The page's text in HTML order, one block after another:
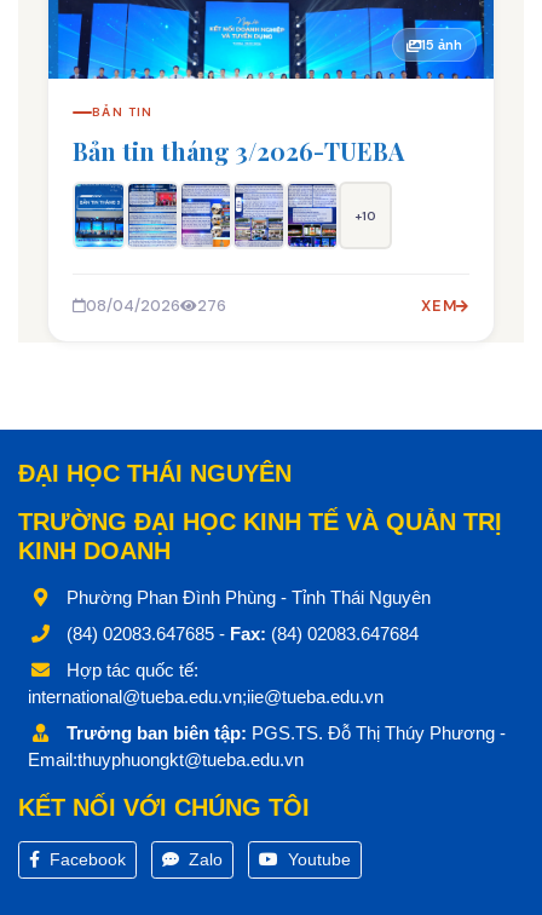
15 ảnh
BẢN TIN
Bản tin tháng 3/2026-TUEBA
+10
08/04/2026 276 XEM
ĐẠI HỌC THÁI NGUYÊN
TRƯỜNG ĐẠI HỌC KINH TẾ VÀ QUẢN TRỊ
KINH DOANH
Phường Phan Đình Phùng - Tỉnh Thái Nguyên
(84) 02083.647685 - Fax: (84) 02083.647684
Hợp tác quốc tế:
international@tueba.edu.vn;iie@tueba.edu.vn
Trưởng ban biên tập: PGS.TS. Đỗ Thị Thúy Phương -
Email:thuyphuongkt@tueba.edu.vn
KẾT NỐI VỚI CHÚNG TÔI
Facebook Zalo Youtube